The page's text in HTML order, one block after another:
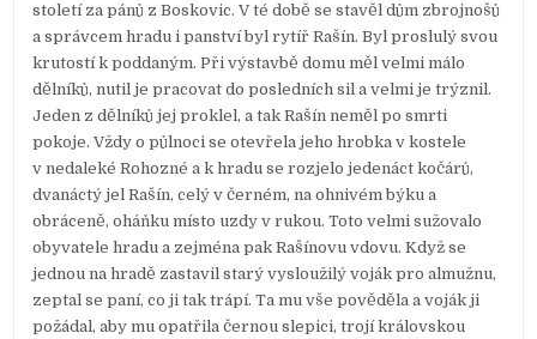
století za pánů z Boskovic. V té době se stavěl dům zbrojnošů
a správcem hradu i panství byl rytíř Rašín. Byl proslulý svou
krutostí k poddaným. Při výstavbě domu měl velmi málo
dělníků, nutil je pracovat do posledních sil a velmi je trýznil.
Jeden z dělníků jej proklel, a tak Rašín neměl po smrti
pokoje. Vždy o půlnoci se otevřela jeho hrobka v kostele
v nedaleké Rohozné a k hradu se rozjelo jedenáct kočárů,
dvanáctý jel Rašín, celý v černém, na ohnivém býku a
obráceně, oháňku místo uzdy v rukou. Toto velmi sužovalo
obyvatele hradu a zejména pak Rašínovu vdovu. Když se
jednou na hradě zastavil starý vysloužilý voják pro almužnu,
zeptal se paní, co ji tak trápí. Ta mu vše pověděla a voják ji
požádal, aby mu opatřila černou slepici, trojí královskou